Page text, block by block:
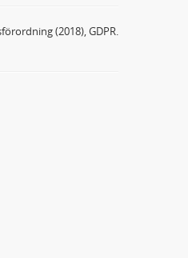
(2018), GDPR.